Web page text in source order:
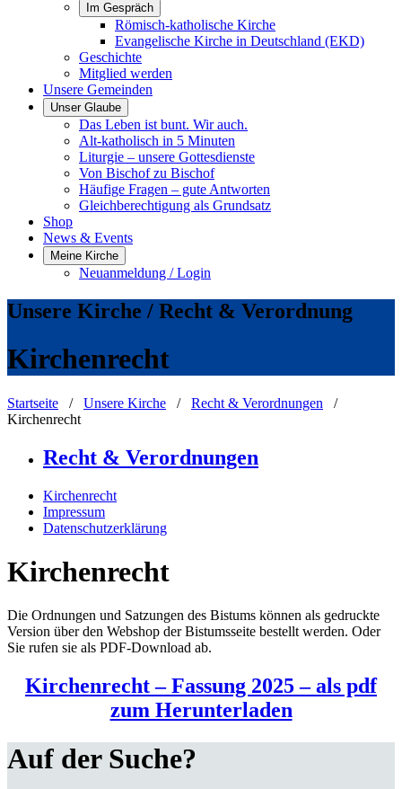
Im Gespräch
Römisch-katholische Kirche
Evangelische Kirche in Deutschland (EKD)
Geschichte
Mitglied werden
Unsere Gemeinden
Unser Glaube
Das Leben ist bunt. Wir auch.
Alt-katholisch in 5 Minuten
Liturgie – unsere Gottesdienste
Von Bischof zu Bischof
Häufige Fragen – gute Antworten
Gleichberechtigung als Grundsatz
Shop
News & Events
Meine Kirche
Neuanmeldung / Login
Unsere Kirche / Recht & Verordnung
Kirchenrecht
Startseite / Unsere Kirche / Recht & Verordnungen /
Kirchenrecht
Recht & Verordnungen
Kirchenrecht
Impressum
Datenschutzerklärung
Kirchenrecht
Die Ordnungen und Satzungen des Bistums können als gedruckte
Version über den Webshop der Bistumsseite bestellt werden. Oder
Sie rufen sie als PDF-Download ab.
Kirchenrecht – Fassung 2025 – als pdf
zum Herunterladen
Auf der Suche?